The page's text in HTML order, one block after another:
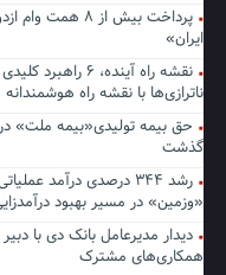
پرداخت بیش از
ایران»
نقشه راه آینده،
ناترازی‌ها با نقشه راه هوشمندانه
گذشت
رشد ۳۴۴ درصدی درآمد
«وزمین» در مسیر بهبود
دیدار مدیرعامل بانک دی با
همکاری‌های مشترک